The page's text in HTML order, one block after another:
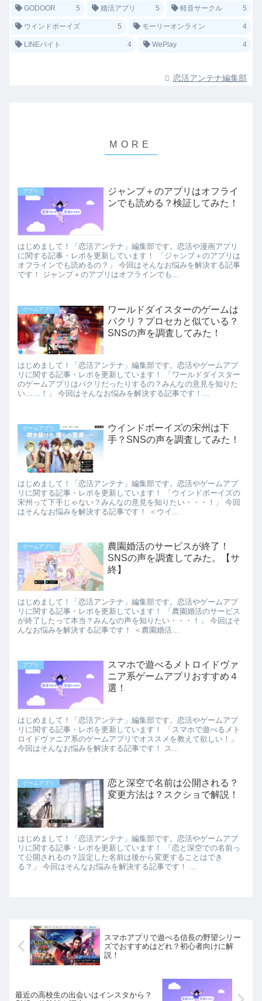
GODOOR 5 婚活アプリ 5 軽音サークル 5
ウインドボーイズ 5 モーリーオンライン 4
LINEバイト 4 WePlay 4
恋活アンテナ編集部
アプリ
ジャンプ＋のアプリはオフライ
ンでも読める？検証してみた！
はじめまして！「恋活アンテナ」編集部です。恋活や漫画アプリ
に関する記事・レポを更新しています！ 「ジャンプ＋のアプリは
オフラインでも読めるの？」 今回はそんなお悩みを解決する記事
です！ ジャンプ＋のアプリはオフラインでも...
ゲームアプリ
ワールドダイスターのゲームは
パクリ？プロセカと似ている？
SNSの声を調査してみた！
はじめまして！「恋活アンテナ」編集部です。恋活やゲームアプ
リに関する記事・レポを更新しています！ 「ワールドダイスター
のゲームアプリはパクリだったりするの？みんなの意見を知りた
い……！」 今回はそんなお悩みを解決する記事です！...
ゲームアプリ
ウインドボーイズの宋州は下
手？SNSの声を調査してみた！
はじめまして！「恋活アンテナ」編集部です。恋活やゲームアプ
リに関する記事・レポを更新しています！ 「ウインドボーイズの
宋州って下手じゃない？みんなの意見を知りたい・・・！」 今回
はそんなお悩みを解決する記事です！ ＜ウイ...
ゲームアプリ
農園婚活のサービスが終了！
SNSの声を調査してみた。【サ
終】
はじめまして！「恋活アンテナ」編集部です。恋活やゲームアプ
リに関する記事・レポを更新しています！ 「農園婚活のサービス
が終了したって本当？みんなの声を知りたい・・・！」 今回はそ
んなお悩みを解決する記事です！ ＜農園婚活...
アプリ
スマホで遊べるメトロイドヴァ
ニア系ゲームアプリおすすめ４
選！
はじめまして！「恋活アンテナ」編集部です。恋活やゲームアプ
リに関する記事・レポを更新しています！ 「スマホで遊べるメト
ロイドヴァニア系のゲームアプリでオススメを教えて欲しい！」
今回はそんなお悩みを解決する記事です！ ス...
ゲームアプリ
恋と深空で名前は公開される？
変更方法は？スクショで解説！
はじめまして！「恋活アンテナ」編集部です。恋活やゲームアプ
リに関する記事・レポを更新しています！ 「恋と深空での名前っ
て公開されるの？設定した名前は後から変更することはでき
る？」 今回はそんなお悩みを解決する記事です！ ...
スマホアプリで遊べる信長の野望シリー
ズでおすすめはどれ？初心者向けに解
説！
最近の高校生の出会いはインスタから？